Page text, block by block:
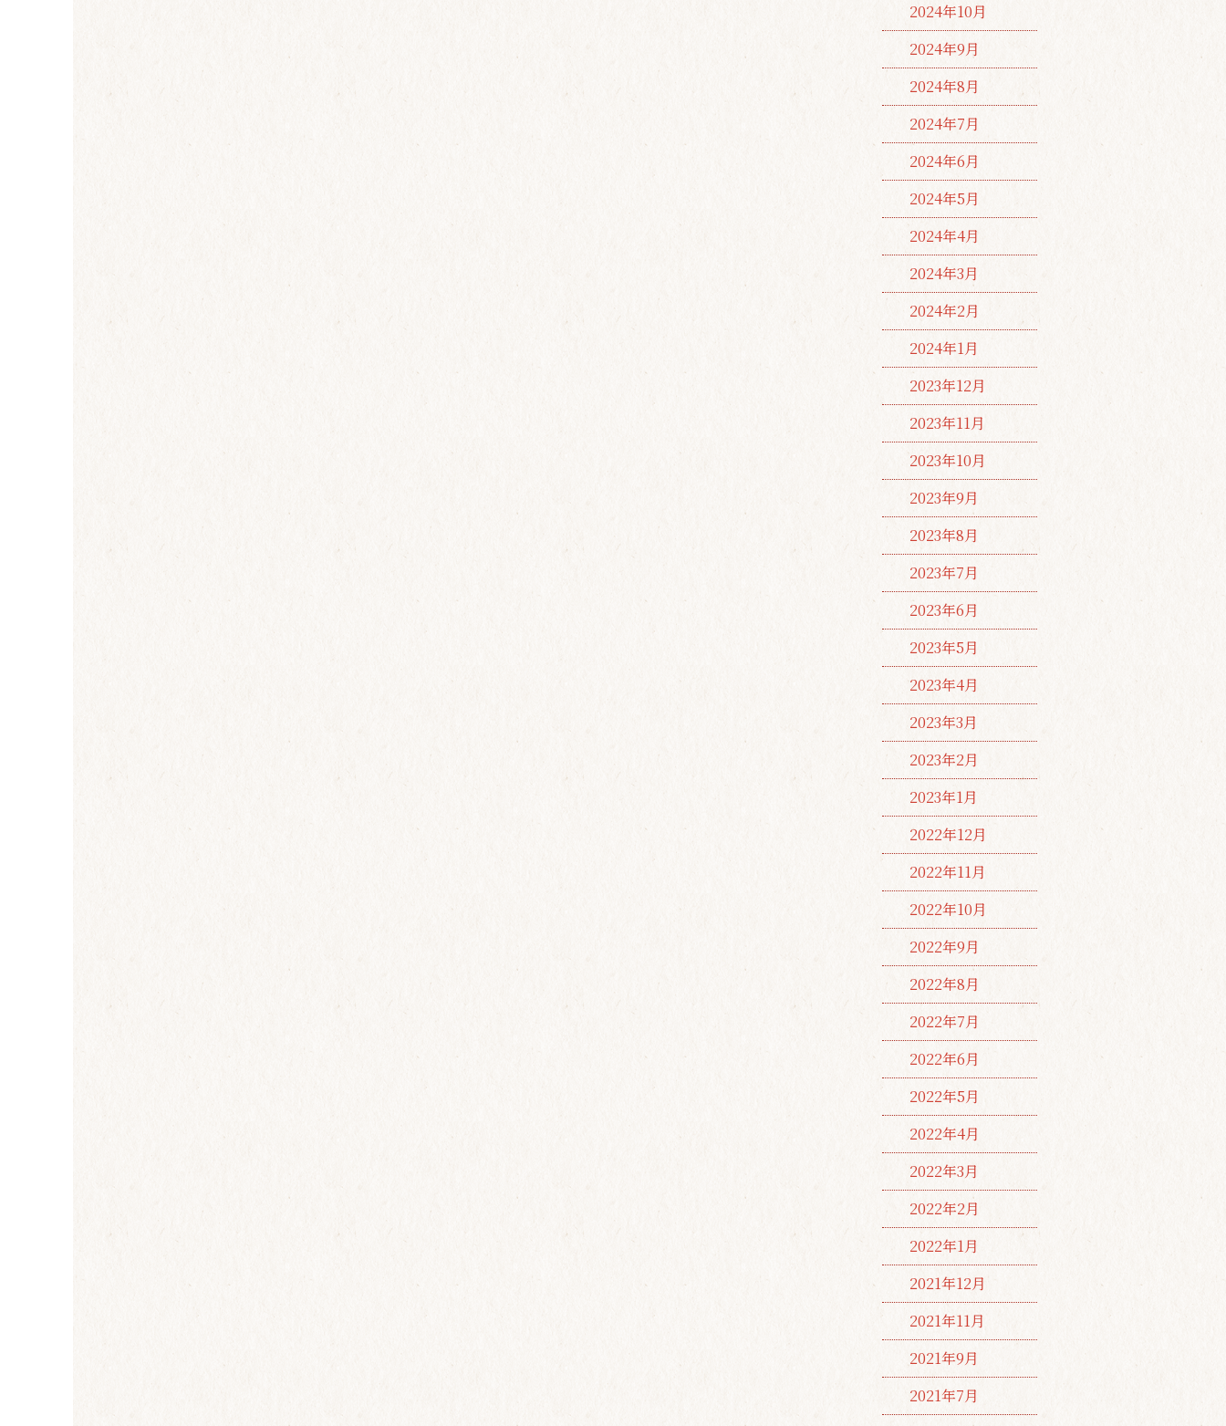
2024年10月
2024年9月
2024年8月
2024年7月
2024年6月
2024年5月
2024年4月
2024年3月
2024年2月
2024年1月
2023年12月
2023年11月
2023年10月
2023年9月
2023年8月
2023年7月
2023年6月
2023年5月
2023年4月
2023年3月
2023年2月
2023年1月
2022年12月
2022年11月
2022年10月
2022年9月
2022年8月
2022年7月
2022年6月
2022年5月
2022年4月
2022年3月
2022年2月
2022年1月
2021年12月
2021年11月
2021年9月
2021年7月